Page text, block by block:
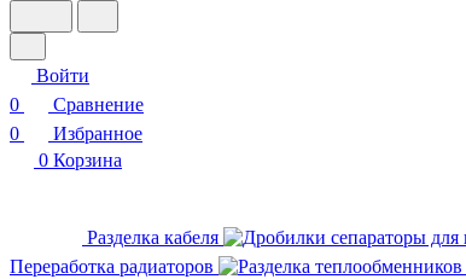
Войти
0
Сравнение
0
Избранное
0 Корзина
Разделка кабеля
Переработка радиаторов